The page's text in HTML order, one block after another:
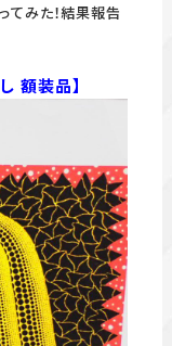
てみた！結果報告
額装品】